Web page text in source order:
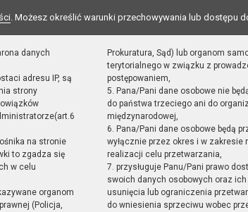
. Możesz określić warunki przechowywania lub dostępu
danych
adresu IP, są
strony
na stronie
to zgadza się
w celu
organom
(Policja,
Prokuratura, Sąd) lub organom
terytorialnego w związku z
postępowaniem,
5. Pana/Pani dane osobowe nie
do państwa trzeciego ani do
międzynarodowej,
6. Pana/Pani dane osobowe będą
wyłącznie przez okres i w zakresie
realizacji celu przetwarzania,
7. przysługuje Panu/Pani prawo
swoich danych osobowych oraz
usunięcia lub ograniczenia
do wniesienia sprzeciwu wobec